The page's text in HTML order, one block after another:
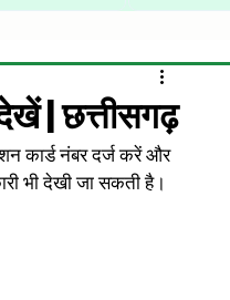
| छत्तीसगढ़
कार्ड नंबर दर्ज करें और
भी देखी जा सकती है।